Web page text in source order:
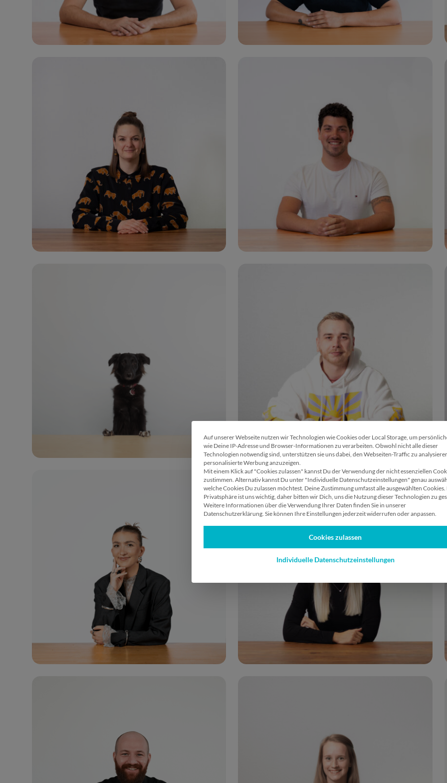
Geschäftsführer
Office & Feelgood Managerin
Happiness Managerin
Head of Social Media Management
Wir verwenden
Auf unserer Webseite nutzen wir Technologien wie Cookies oder Local Storage, um
wie Deine IP-Adresse und Browser-Informationen zu verarbeiten. Obwohl nicht alle dieser
Technologien notwendig sind, unterstützen sie uns dabei, den Webseiten-Traffic zu
personalisierte Werbung anzuzeigen.
Mit einem Klick auf "Cookies zulassen" kannst Du der Verwendung der nicht essenziellen
zustimmen. Alternativ kannst Du unter "Individuelle Datenschutzeinstellungen" genau
welche Cookies Du zulassen möchtest. Deine Zustimmung umfasst alle ausgewählten Cookies.
Privatsphäre ist uns wichtig, daher bitten wir Dich, uns die Nutzung dieser Technologien zu
Weitere Informationen über die Verwendung Ihrer Daten finden Sie in unserer
Datenschutzerklärung. Sie können Ihre Einstellungen jederzeit widerrufen oder anpassen.
Cookies zulassen
Individuelle Datenschutzeinstellungen